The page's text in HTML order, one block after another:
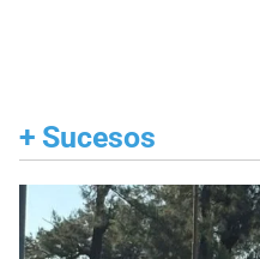
+ Sucesos